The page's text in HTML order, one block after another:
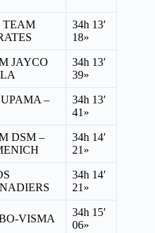
TEAM
34h 13′
18»
JAYCO
34h 13′
39»
–
34h 13′
41»
DSM –
34h 14′
21»
34h 14′
21»
VISMA
34h 15′
06»